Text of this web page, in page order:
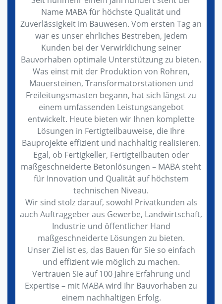
Name MABA für höchste Qualität und
Zuverlässigkeit im Bauwesen. Vom ersten Tag an
war es unser ehrliches Bestreben, jedem
Kunden bei der Verwirklichung seiner
Bauvorhaben optimale Unterstützung zu bieten.
Was einst mit der Produktion von Rohren,
Mauersteinen, Transformatorstationen und
Freileitungsmasten begann, hat sich längst zu
einem umfassenden Leistungsangebot
entwickelt. Heute bieten wir Ihnen komplette
Lösungen in Fertigteilbauweise, die Ihre
Bauprojekte effizient und nachhaltig realisieren.
Egal, ob Fertigkeller, Fertigteilbauten oder
maßgeschneiderte Betonlösungen – MABA steht
für Innovation und Qualität auf höchstem
technischen Niveau.
Wir sind stolz darauf, sowohl Privatkunden als
auch Auftraggeber aus Gewerbe, Landwirtschaft,
Industrie und öffentlicher Hand
maßgeschneiderte Lösungen zu bieten.
Unser Ziel ist es, das Bauen für Sie so einfach
und effizient wie möglich zu machen.
Vertrauen Sie auf 100 Jahre Erfahrung und
Expertise – mit MABA wird Ihr Bauvorhaben zu
einem nachhaltigen Erfolg.